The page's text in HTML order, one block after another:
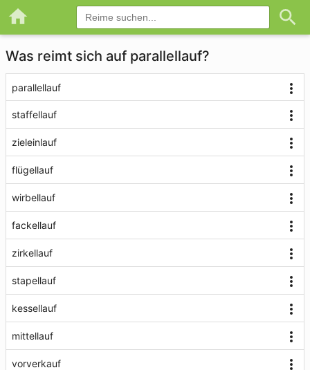
Was reimt sich auf parallellauf?
parallellauf
staffellauf
zieleinlauf
flügellauf
wirbellauf
fackellauf
zirkellauf
stapellauf
kessellauf
mittellauf
vorverkauf